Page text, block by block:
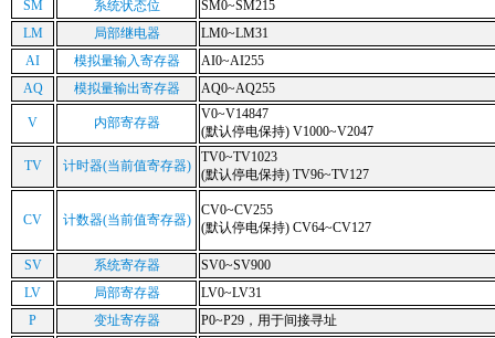
SM 系统状态位
SM0~SM215
LM
局部继电器
LM0~LM31
AI
模拟量输入寄存器
AI0~AI255
AQ
模拟量输出寄存器 AQ0~AQ255
V 内部寄存器
V0~V14847
(默认停电保持) V1000~V2047
TV 计时器(当前值寄存器)
TV0~TV1023
(默认停电保持) TV96~TV127
CV 计数器(当前值寄存器)
CV0~CV255
(默认停电保持) CV64~CV127
SV 系统寄存器
SV0~SV900
LV
局部寄存器
LV0~LV31
P
变址寄存器
P0~P29，用于间接寻址